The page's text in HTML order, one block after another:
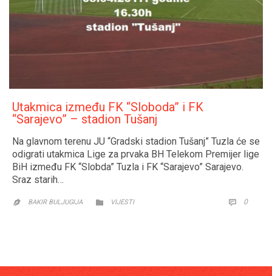
Utakmica između FK “Sloboda” i FK
“Sarajevo” – stadion Tušanj
Na glavnom terenu JU “Gradski stadion Tušanj” Tuzla će se
odigrati utakmica Lige za prvaka BH Telekom Premijer lige
BiH između FK “Slobda” Tuzla i FK “Sarajevo” Sarajevo.
Sraz starih…
 BAKIR BULJUGIJA  CATEGORY
VIJESTI  0